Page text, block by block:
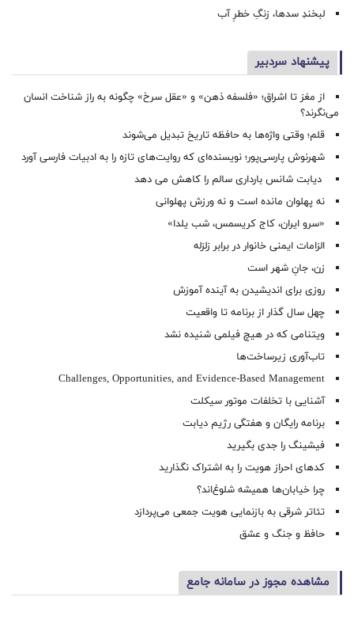
لبخندِ سدها، زنگِ خطرِ آب
پیشنهاد سردبیر
از مغز تا اشراق؛ «فلسفه ذهن» و «عقل سرخ» چگونه به راز شناخت انسان
می‌نگرند؟
قلم؛ وقتی واژه‌ها به حافظه تاریخ تبدیل می‌شوند
شهرنوش پارسی‌پور؛ نویسنده‌ای که روایت‌های تازه را به ادبیات فارسی آورد
دیابت شانس بارداری سالم را کاهش می دهد
نه پهلوان مانده است و نه ورزش پهلوانی
«سرو ایران، کاج کریسمس، شب یلدا»
الزامات ایمنی خانوار در برابر زلزله
زن، جانِ شهر است
روزی برای اندیشیدن به آینده آموزش
چهل سال گذار از برنامه تا واقعیت
ویتنامی که در هیچ فیلمی شنیده نشد
تاب‌آوری زیرساخت‌ها
Challenges, Opportunities, and Evidence-Based Management
آشنایی با تخلفات موتور سیکلت
برنامه رایگان و هفتگی رژیم دیابت
فیشینگ را جدی بگیرید
کدهای احراز هویت را به اشتراک نگذارید
چرا خیابان‌ها همیشه شلوغ‌اند؟
تئاتر شرقی به بازنمایی هویت جمعی می‌پردازد
حافظ و جنگ و عشق
مشاهده مجوز در سامانه جامع